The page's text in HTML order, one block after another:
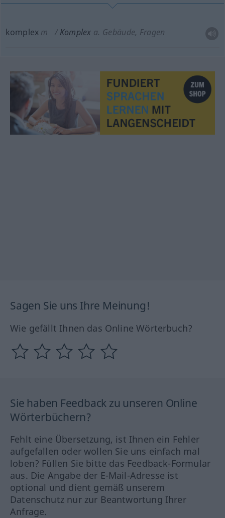
komplexm Komplex a. Gebäude, Fragen
Sagen Sie uns Ihre Meinung!
Wie gefällt Ihnen das Online Wörterbuch?
Sie haben Feedback zu unseren Online
Wörterbüchern?
Fehlt eine Übersetzung, ist Ihnen ein Fehler
aufgefallen oder wollen Sie uns einfach mal
loben? Füllen Sie bitte das Feedback-Formular
aus. Die Angabe der E-Mail-Adresse ist
optional und dient gemäß unserem
Datenschutz nur zur Beantwortung Ihrer
Anfrage.